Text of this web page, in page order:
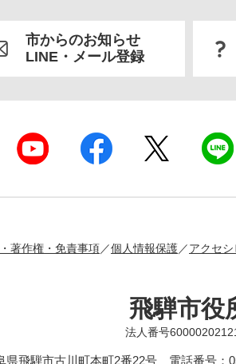
市からのお知らせ
LINE・メール登録
著作権・免責事項 個人情報保護 アクセ
飛騨市役
法人番号
飛騨市古川町本町2番22号 電話番号：